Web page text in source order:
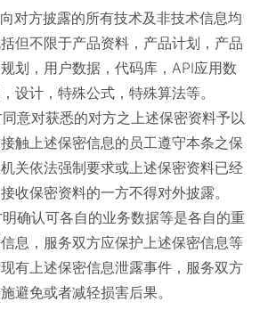
向对方披露的所有技术及非技术信息均
但不限于产品资料，产品计划，产品
划，用户数据，代码库，API应用数
设计，特殊公式，特殊算法等。
同意对获悉的对方之上述保密资料予以
触上述保密信息的员工遵守本条之保
关依法强制要求或上述保密资料已经
收保密资料的一方不得对外披露。
明确认可各自的业务数据等是各自的重
息，服务双方应保护上述保密信息等
有上述保密信息泄露事件，服务双方
避免或者减轻损害后果。